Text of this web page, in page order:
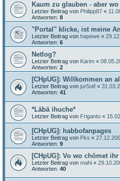
Kaum zu glauben - aber
Letzter Beitrag von Philipp87 «
Antworten: 8
"Portal" klicke, ist meine
Letzter Beitrag von hapewe «
Antworten: 6
Netlog?
Letzter Beitrag von Karim «
Antworten: 2
[CHpUG]: Willkommen an
Letzter Beitrag von jur5otf «
Antworten: 41
*Läbä ihuche*
Letzter Beitrag von Friganto «
[CHpUG]: habbofanpages
Letzter Beitrag von Pks «
Antworten: 9
[CHpUG]: Vo wo chömet ihr
Letzter Beitrag von mahi «
Antworten: 40